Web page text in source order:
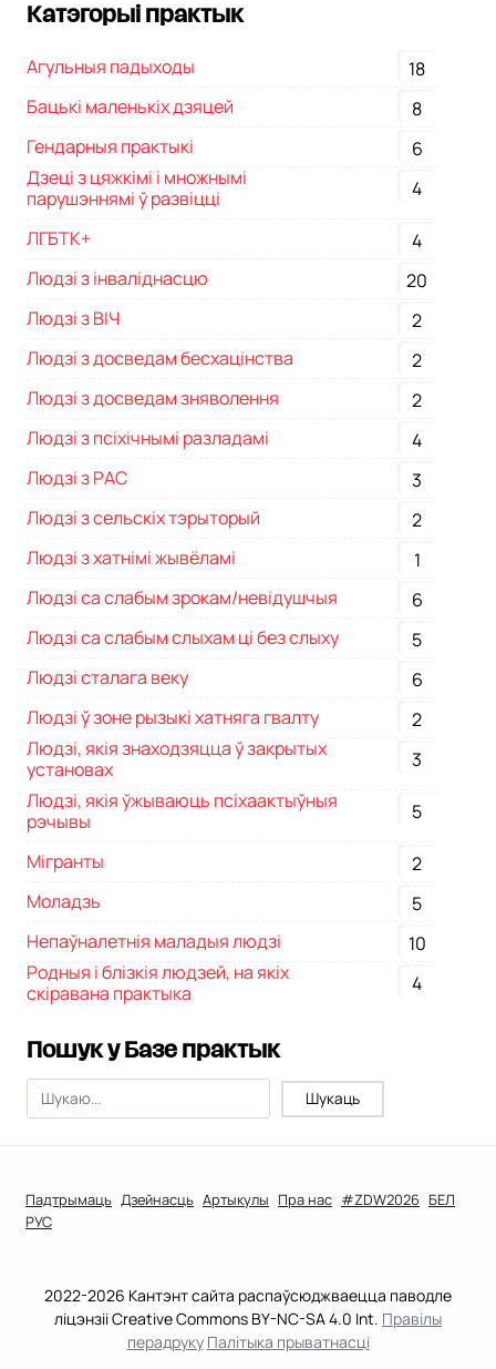
Катэгорыі практык
Агульныя падыходы
18
Бацькі маленькіх дзяцей
8
Гендарныя практыкі
6
Дзеці з цяжкімі і множнымі
парушэннямі ў развіцці
4
ЛГБТК+
4
Людзі з інваліднасцю
20
Людзі з ВІЧ
2
Людзі з досведам бесхацінства
2
Людзі з досведам зняволення
2
Людзі з псіхічнымі разладамі
4
Людзі з РАС
3
Людзі з сельскіх тэрыторый
2
Людзі з хатнімі жывёламі
1
Людзі са слабым зрокам/невідушчыя
6
Людзі са слабым слыхам ці без слыху
5
Людзі сталага веку
6
Людзі ў зоне рызыкі хатняга гвалту
2
Людзі, якія знаходзяцца ў закрытых
установах
3
Людзі, якія ўжываюць псіхаактыўныя
рэчывы
5
Мігранты
2
Моладзь
5
Непаўналетнія маладыя людзі
10
Родныя і блізкія людзей, на якіх
скіравана практыка
4
Пошук у Базе практык
Падтрымаць Дзейнасць Артыкулы Пра нас #ZDW2026 БЕЛ
РУС
2022-2026 Кантэнт сайта распаўсюджваецца паводле
ліцэнзіі Creative Commons BY-NC-SA 4.0 Int. Правілы
перадруку Палітыка прыватнасці